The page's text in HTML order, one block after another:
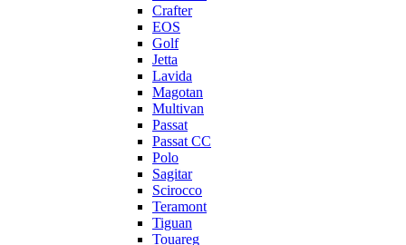
Crafter
EOS
Golf
Jetta
Lavida
Magotan
Multivan
Passat
Passat CC
Polo
Sagitar
Scirocco
Teramont
Tiguan
Touareg